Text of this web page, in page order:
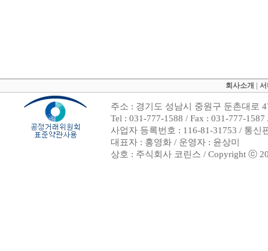
회사소개
주소 : 경기도 성남시 중원구 둔촌대로
Tel : 031-777-1588 / Fax : 031-777-
사업자 등록번호 : 116-81-31753 / 통신
대표자 : 홍영화 / 운영자 : 윤상미
상호 : 주식회사 코린스 / Copyright ⓒ